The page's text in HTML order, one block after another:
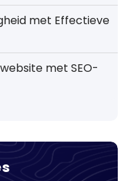
met Effectieve
met SEO-